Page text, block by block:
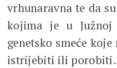
vrhunaravna te da
kojima je u
genetsko smeće
istrijebiti ili porobiti.